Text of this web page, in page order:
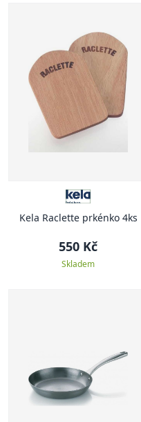
Kela Raclette prkénko 4ks
550 Kč
Skladem